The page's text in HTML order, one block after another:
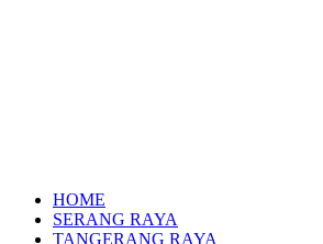
HOME
SERANG RAYA
TANGERANG RAYA